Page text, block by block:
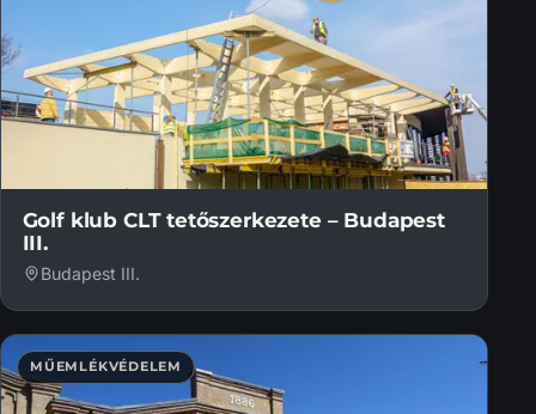
Golf klub CLT tetőszerkezete – Budapest
III.
Budapest III.
MŰEMLÉKVÉDELEM